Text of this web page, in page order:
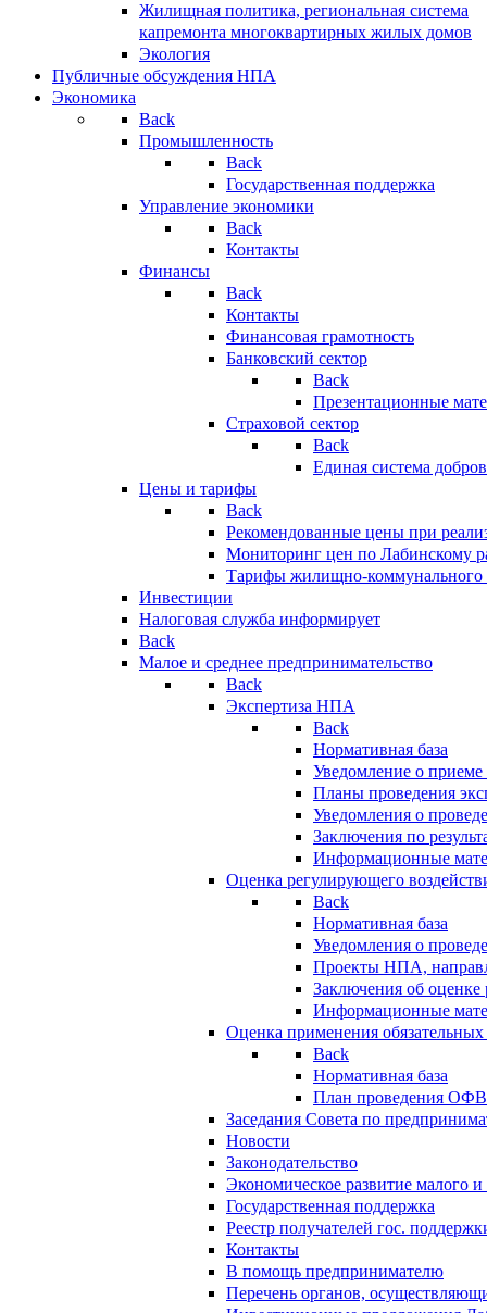
Жилищная политика, региональная система
капремонта многоквартирных жилых домов
Экология
Публичные обсуждения НПА
Экономика
Back
Промышленность
Back
Государственная поддержка
Управление экономики
Back
Контакты
Финансы
Back
Контакты
Финансовая грамотность
Банковский сектор
Back
Презентационные
Страховой сектор
Back
Единая система
Цены и тарифы
Back
Рекомендованные цены при
Мониторинг цен по Лабинскому
Тарифы жилищно-коммунального
Инвестиции
Налоговая служба информирует
Back
Малое и среднее предпринимательство
Back
Экспертиза НПА
Back
Нормативная база
Уведомление о
Планы проведения
Уведомления о
Заключения по
Информационные
Оценка регулирующего
Back
Нормативная база
Уведомления о
Проекты НПА,
Заключения об
Информационные
Оценка применения
Back
Нормативная база
План проведения
Заседания Совета по
Новости
Законодательство
Экономическое развитие малого и
Государственная поддержка
Реестр получателей гос.
Контакты
В помощь предпринимателю
Перечень органов,